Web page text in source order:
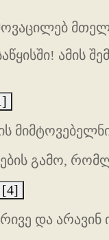
ამის
გამო,
[4]
და არავინ